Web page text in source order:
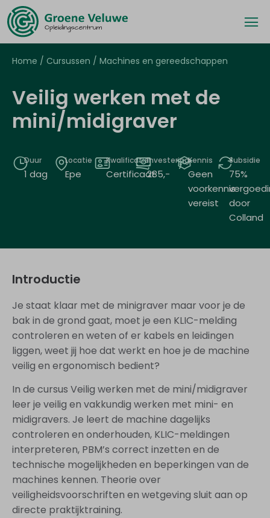
Home / Cursussen / Machines en gereedschappen
Veilig werken met de
mini/midigraver
Duur
1 dag
Locatie
Epe
Kwalificatie
Certificaat
Investering
285,-
Kennis
Geen
voorkennis
vereist
Subsidie
75%
door
Colland
Introductie
Je staat klaar met de minigraver maar voor je de
bak in de grond gaat, moet je een KLIC-melding
controleren en weten of er kabels en leidingen
liggen, weet jij hoe dat werkt en hoe je de machine
veilig en ergonomisch bedient?
In de cursus Veilig werken met de mini/midigraver
leer je veilig en vakkundig werken met mini- en
midigravers. Je leert de machine dagelijks
controleren en onderhouden, KLIC-meldingen
interpreteren, PBM’s correct inzetten en de
technische mogelijkheden en beperkingen van de
machines kennen. Theorie over
veiligheidsvoorschriften en wetgeving sluit aan op
directe praktijktraining.